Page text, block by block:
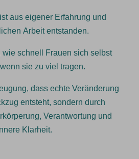
aus eigener Erfahrung und
Arbeit entstanden.
wie schnell Frauen sich selbst
sie zu viel tragen.
dass echte Veränderung
entsteht, sondern durch
Verantwortung und
Klarheit.